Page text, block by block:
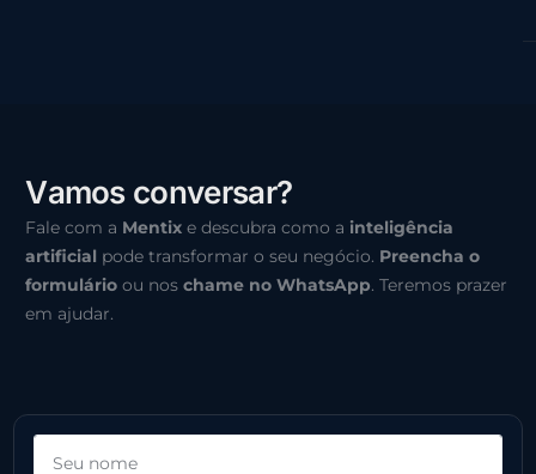
Vamos conversar?
Fale com a Mentix e descubra como a inteligência
artificial pode transformar o seu negócio. Preencha o
formulário ou noschame no WhatsApp. Teremos prazer
em ajudar.